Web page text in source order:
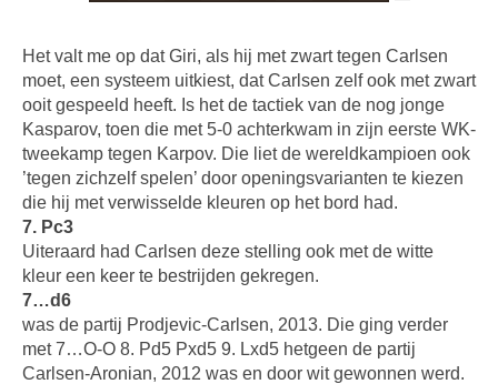
Het valt me op dat Giri, als hij met zwart tegen Carlsen
moet, een systeem uitkiest, dat Carlsen zelf ook met zwart
ooit gespeeld heeft. Is het de tactiek van de nog jonge
Kasparov, toen die met 5-0 achterkwam in zijn eerste WK-
tweekamp tegen Karpov. Die liet de wereldkampioen ook
’tegen zichzelf spelen’ door openingsvarianten te kiezen
die hij met verwisselde kleuren op het bord had.
7. Pc3
Uiteraard had Carlsen deze stelling ook met de witte
kleur een keer te bestrijden gekregen.
7…d6
was de partij Prodjevic-Carlsen, 2013. Die ging verder
met 7…O-O 8. Pd5 Pxd5 9. Lxd5 hetgeen de partij
Carlsen-Aronian, 2012 was en door wit gewonnen werd.